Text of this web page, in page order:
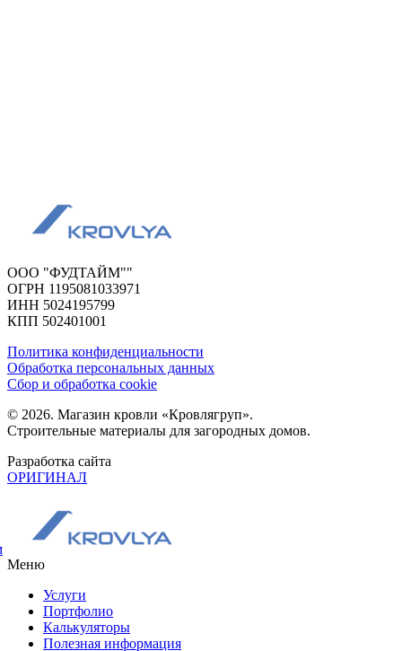
ООО "ФУДТАЙМ""
ОГРН 1195081033971
ИНН 5024195799
КПП 502401001
Политика конфиденциальности
Обработка персональных данных
Сбор и обработка cookie
© 2026. Магазин кровли «Кровлягруп».
Строительные материалы для загородных домов.
Разработка сайта
ОРИГИНАЛ
Меню
Услуги
Портфолио
Калькуляторы
Полезная информация